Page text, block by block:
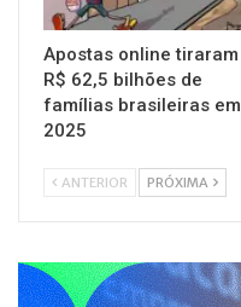
Apostas online tiraram
R$ 62,5 bilhões de
famílias brasileiras em
2025
ANTERIOR PRÓXIMA